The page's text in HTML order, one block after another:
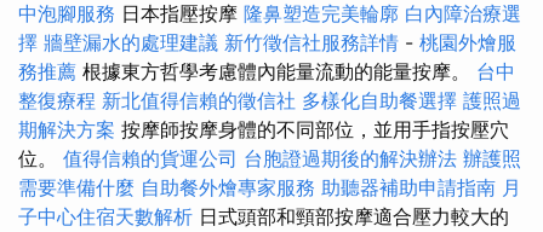
中泡腳服務 日本指壓按摩 隆鼻塑造完美輪廓 白內障治療選
擇 牆壁漏水的處理建議 新竹徵信社服務詳情 - 桃園外燴服
務推薦 根據東方哲學考慮體內能量流動的能量按摩。 台中
整復療程 新北值得信賴的徵信社 多樣化自助餐選擇 護照過
期解決方案 按摩師按摩身體的不同部位，並用手指按壓穴
位。 值得信賴的貨運公司 台胞證過期後的解決辦法 辦護照
需要準備什麼 自助餐外燴專家服務 助聽器補助申請指南 月
子中心住宿天數解析 日式頭部和頸部按摩適合壓力較大的